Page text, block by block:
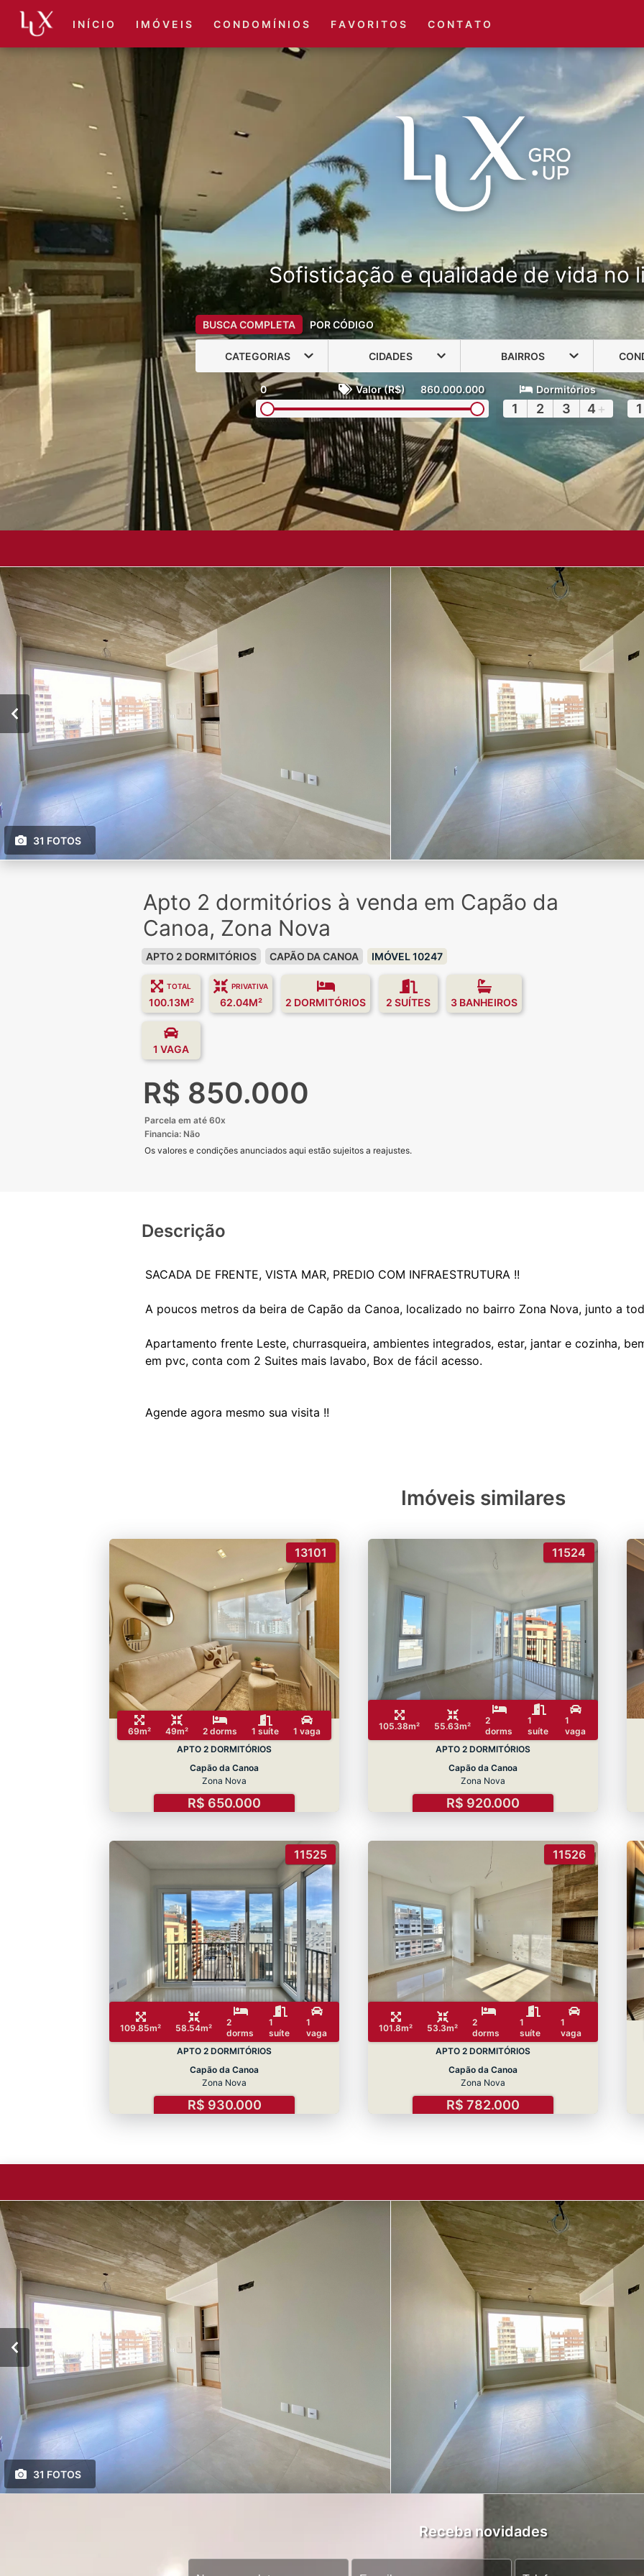
(51) 3416-6660
I N Í C I O I M Ó V E I S C O N D O M Í N I O S F A V O R I T O S C O N T A T O
Sofisticação e qualidade de vida no
BUSCA COMPLETA POR CÓDIGO
CATEGORIAS CIDADES BAIRROS
0 Valor (R$) 860.000.000 Dormitórios
1 2 3 4 + 1
31 FOTOS
Apto 2 dormitórios à venda em Capão da
Canoa, Zona Nova
APTO 2 DORMITÓRIOS CAPÃO DA CANOA IMÓVEL 10247
TOTAL
100.13M²
PRIVATIVA
62.04M² 2 DORMITÓRIOS 2 SUÍTES 3 BANHEIROS
1 VAGA
R$ 850.000
Parcela em até 60x
Financia: Não
Os valores e condições anunciados aqui estão sujeitos a reajustes.
Descrição
SACADA DE FRENTE, VISTA MAR, PREDIO COM INFRAESTRUTURA !!
A poucos metros da beira de Capão da Canoa, localizado no bairro Zona Nova, junto a
Apartamento frente Leste, churrasqueira, ambientes integrados, estar, jantar e cozinha,
em pvc, conta com 2 Suites mais lavabo, Box de fácil acesso.
Imóveis similares
13101
69m² 49m² 2 dorms 1 suíte
1 vaga
APTO 2 DORMITÓRIOS
Capão da Canoa
Zona Nova
R$ 650.000
11524
105.38m² 55.63m²
2
dorms
1
suíte
1
vaga
APTO 2 DORMITÓRIOS
Capão da Canoa
Zona Nova
R$ 920.000
11525
109.85m² 58.54m²
2
dorms
1
suíte
1
vaga
APTO 2 DORMITÓRIOS
Capão da Canoa
Zona Nova
R$ 930.000
11526
101.8m² 53.3m²
2
dorms
1
suíte
1
vaga
APTO 2 DORMITÓRIOS
Capão da Canoa
Zona Nova
R$ 782.000
31 FOTOS
Receba novidades